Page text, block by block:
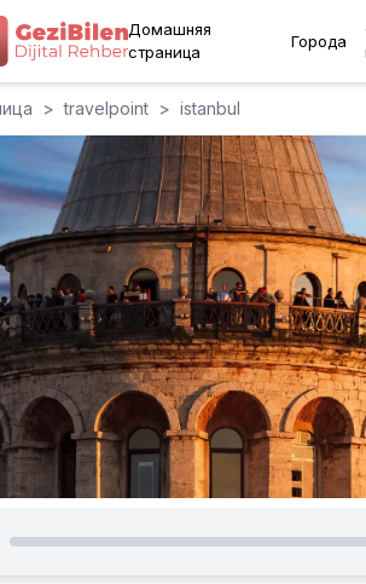
Домашняя
страница
Города
> travelpoint > istanbul